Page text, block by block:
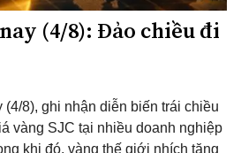
(4/8): Đảo chiều đi
(4/8), ghi nhận diễn biến trái chiều
vàng SJC tại nhiều doanh nghiệp
khi đó, vàng thế giới nhích tăng